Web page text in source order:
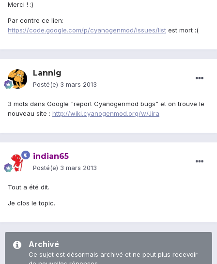
Merci ! :)
Par contre ce lien:
https://code.google.com/p/cyanogenmod/issues/list est mort :(
Lannig
Posté(e) 3 mars 2013
3 mots dans Google "report Cyanogenmod bugs" et on trouve le
nouveau site : http://wiki.cyanogenmod.org/w/Jira
indian65
Posté(e) 3 mars 2013
Tout a été dit.
Je clos le topic.
Archivé
Ce sujet est désormais archivé et ne peut plus recevoir